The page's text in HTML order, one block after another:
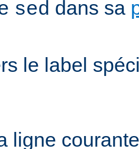
sed dans sa
le label
ligne